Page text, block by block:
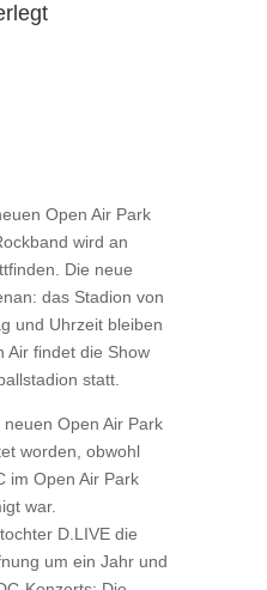
Open Air Park
wird an
Die neue
das Stadion von
und Uhrzeit bleiben
Air findet die Show
statt.
Open Air Park
worden, obwohl
im Open Air Park
war.
D.LIVE die
um ein Jahr und